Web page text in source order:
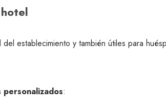
establecimiento y también útiles para
: